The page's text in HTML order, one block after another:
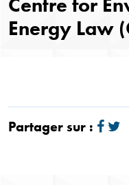
Centre for
Energy Law
Partager sur :